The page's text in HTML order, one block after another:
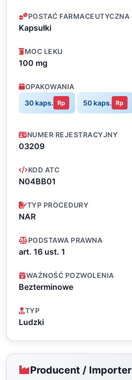
POSTAĆ FARMACEUTYCZNA
Kapsułki
MOC LEKU
100 mg
OPAKOWANIA
30 kaps. Rp 50 kaps. Rp
NUMER REJESTRACYJNY
03209
KOD ATC
N04BB01
TYP PROCEDURY
NAR
PODSTAWA PRAWNA
art. 16 ust. 1
WAŻNOŚĆ POZWOLENIA
Bezterminowe
TYP
Ludzki
Producent / Importer